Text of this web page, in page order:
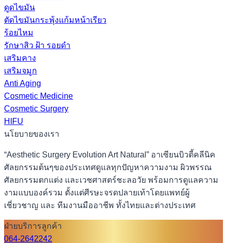
ดูดไขมัน
ตัดไขมันกระพุ้งแก้มหน้าเรียว
ร้อยไหม
รักษาสิว ฝ้า รอยดำ
เสริมคาง
เสริมจมูก
Anti Aging
Cosmetic Medicine
Cosmetic Surgery
HIFU
นโยบายของเรา
“Aesthetic Surgery Evolution Art Natural” อาเซียนบิวตี้คลีนิค
ศัลยกรรมต้นๆของประเทศดูแลทุกปัญหาความงาม ผิวพรรณ
ศัลยกรรมตกแต่ง และเวชศาสตร์ชะลอวัย พร้อมการดูแลความ
งามแบบองค์รวม ตั้งแต่ศีรษะจรดปลายเท้าโดยแพทย์ผู้
เชี่ยวชาญ และ ทีมงานมืออาชีพ ทั้งไทยและต่างประเทศ
ฝ่ายบริการลูกค้า
064-2642242